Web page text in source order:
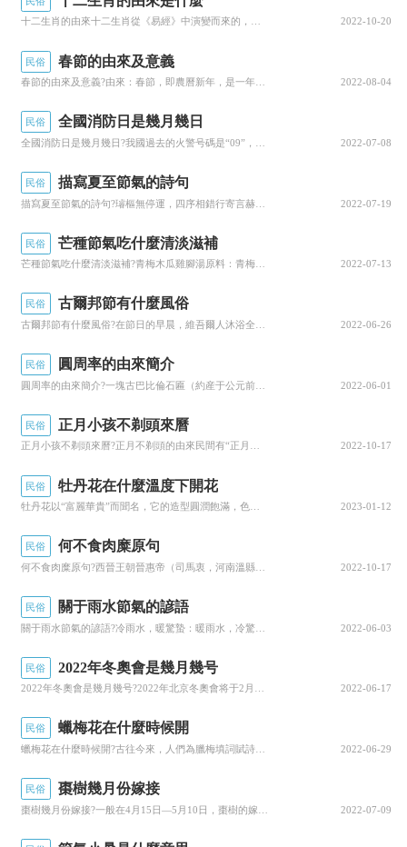
國力都有很大的增強。漢武帝便決定對大匈奴要改
變戰略，要主動從防守變為進攻。
了三次大戰，收複了衆多地區。三次大戰之後匈奴
武帝也暫停了對匈奴用兵，而是采取聯合各部落對
後來漢武帝去世之後，漢朝就停止了對匈奴的
攻擊。而匈奴為了緩和與漢朝的關系，也将之前所
扣留的漢朝使節放回。但依舊沒有停止在北方邊界
出現。匈奴的野心并沒有因此而消退，甚至開始進
攻西域。後來漢朝就與西域聯兵，合擊匈奴，大獲
但匈奴後面又攻占西域，甚至控制西域。但由
于内部矛盾發生，實力大減導緻西域被漢朝控制，
而當時的匈奴也無力在幹擾漢朝。公
元前33年，王
昭君出使西域，使得漢朝與匈奴得以30年的友好關
系。但是在29年，漢朝和匈奴的關系在王莽專政之
後，并開始逐漸惡化。
三、消失在曆史舞台
後來在46年前後，匈奴國的統治階級發生了内
部矛盾，争權奪利導緻匈奴分裂為兩部南匈奴與北
随着東漢時期國力的增強，以及政治穩定，經濟得
與北匈奴的戰争。多年的戰争使得少部分的北匈奴
南匈奴也在不斷攻擊北匈奴，導緻北匈奴的力
量被削弱。也就在這時候，北匈奴發生了内亂，又
2022-10-20
民俗 春節的由來及意義
2022-08-04
民俗 全國消防日是幾月幾日
2022-07-08
民俗 描寫夏至節氣的詩句
描寫夏至節氣的詩句?璿樞無停運，四序相錯行寄言赫曦景，今日一陰生，接下來我們就來聊聊關于描寫夏至節氣的詩句?以下内容大家不妨參考一二希望能幫到您!描寫夏至節氣的詩句璿樞無停運，四序相錯行。寄言赫曦景，今日一陰生。芒種夏至是水節，如若無雨是旱... 2022-07-19
民俗 芒種節氣吃什麼清淡滋補
芒種節氣吃什麼清淡滋補?青梅木瓜雞腳湯原料：青梅10克、木瓜70克、雞腿100克、姜2克，今天小編就來說說關于芒種節氣吃什麼清淡滋補?下面更多詳細答案一起來看看吧!芒種節氣吃什麼清淡滋補青梅木瓜雞腳湯。原料：青梅10克、木瓜70克、雞腿10... 2022-07-13
民俗 古爾邦節有什麼風俗
古爾邦節有什麼風俗?在節日的早晨，維吾爾人沐浴全身(大淨)，然後盛裝到清真寺參加聚禮聚禮之後，人們回家的第一件事就是宰牲至于是宰牛宰羊宰駱駝還是宰馬，由各家經濟實力決定通常人們把獻祭的牲畜宰好，大塊連骨肉炖到鍋裡後，男子們才開始互相串門拜賀... 2022-06-26
民俗 圓周率的由來簡介
圓周率的由來簡介?一塊古巴比倫石匾（約産于公元前1900年至1600年）清楚地記載了圓周率=25/8=3.125同一時期的古埃及文物，萊因德數學紙草書（RhindMathematicalPapyrus）也表明圓周率等于分數16/9的平方，約... 2022-06-01
民俗 正月小孩不剃頭來曆
正月小孩不剃頭來曆?正月不剃頭的由來民間有“正月不剃頭，剃頭死己舅”的俗謠，至今在某些地區仍有不少人迷信此說法臘月裡有舅舅的男子都把頭發理得短短的，整個正月不得理發，下面我們就來聊聊關于正月小孩不剃頭來曆?接下來我們就一起去了解一下吧!正月... 2022-10-17
民俗 牡丹花在什麼溫度下開花
2023-01-12
民俗 何不食肉糜原句
2022-10-17
民俗 關于雨水節氣的諺語
2022-06-03
民俗 2022年冬奧會是幾月幾号
2022-06-17
民俗 蠟梅花在什麼時候開
蠟梅花在什麼時候開?古往今來，人們為臘梅填詞賦詩的數不勝數，有的以臘梅不重富貴榮華比拟為自己，有的把臘梅比作堅貞不渝，忠于愛情戀人的象征，現在小編就來說說關于蠟梅花在什麼時候開?下面内容希望能幫助到你，我們來一起看看吧!蠟梅花在什麼時候開古... 2022-06-29
民俗 棗樹幾月份嫁接
2022-07-09